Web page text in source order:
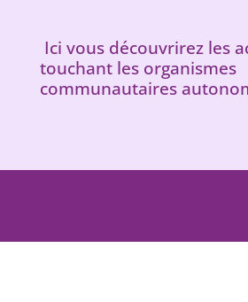
Ici vous découvrirez les
touchant les organismes
communautaires